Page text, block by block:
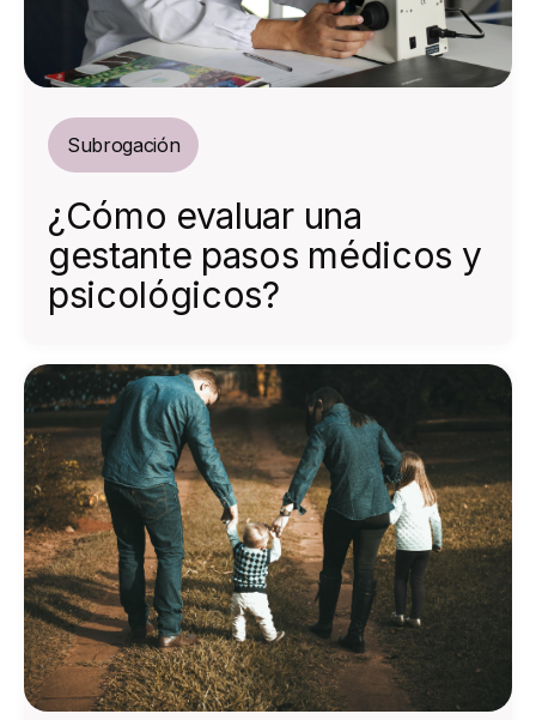
Subrogación
¿Cómo evaluar una
gestante pasos médicos y
psicológicos?